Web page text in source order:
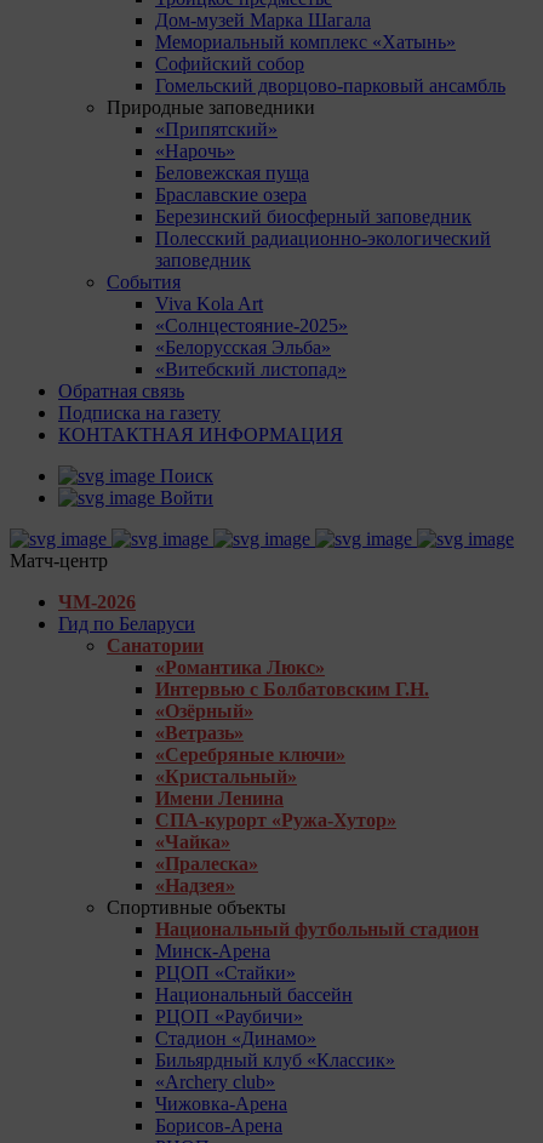
Дом-музей Марка Шагала
Мемориальный комплекс «Хатынь»
Софийский собор
Гомельский дворцово-парковый ансамбль
Природные заповедники
«Припятский»
«Нарочь»
Беловежская пуща
Браславские озера
Березинский биосферный заповедник
Полесский радиационно-экологический
заповедник
События
Viva Kola Art
«Солнцестояние-2025»
«Белорусская Эльба»
«Витебский листопад»
Обратная связь
Подписка на газету
КОНТАКТНАЯ ИНФОРМАЦИЯ
Поиск
Войти
Матч-центр
ЧМ-2026
Гид по Беларуси
Санатории
«Романтика Люкс»
Интервью с Болбатовским Г.Н.
«Озёрный»
«Ветразь»
«Серебряные ключи»
«Кристальный»
Имени Ленина
СПА-курорт «Ружа-Хутор»
«Чайка»
«Пралеска»
«Надзея»
Спортивные объекты
Национальный футбольный стадион
Минск-Арена
РЦОП «Стайки»
Национальный бассейн
РЦОП «Раубичи»
Стадион «Динамо»
Бильярдный клуб «Классик»
«Archery club»
Чижовка-Арена
Борисов-Арена